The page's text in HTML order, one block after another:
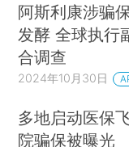
阿斯利康涉骗
发酵 全球执行
合调查
2024年10月30日
多地启动医保
院骗保被曝光